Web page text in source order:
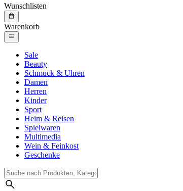
Wunschlisten
Warenkorb
Sale
Beauty
Schmuck & Uhren
Damen
Herren
Kinder
Sport
Heim & Reisen
Spielwaren
Multimedia
Wein & Feinkost
Geschenke